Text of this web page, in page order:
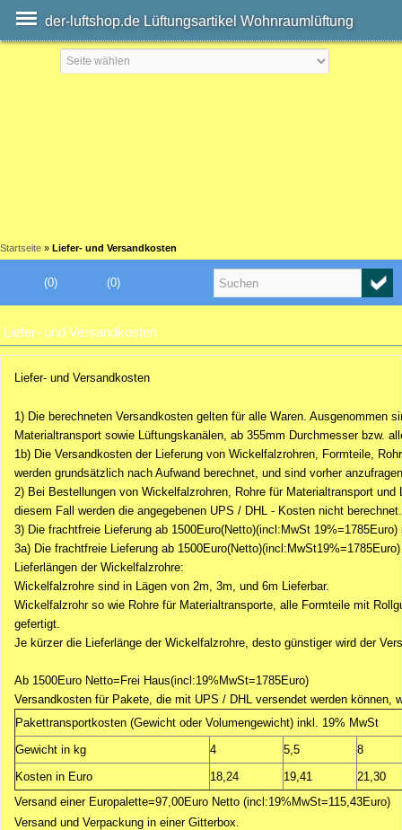
der-luftshop.de Lüftungsartikel Wohnraumlüftung
Startseite » Liefer- und Versandkosten
(0)
(0)
Liefer- und Versandkosten
Liefer- und Versandkosten
1) Die berechneten Versandkosten gelten für alle Waren.
Materialtransport sowie Lüftungskanälen, ab 355mm Durchmesser bzw.
1b) Die Versandkosten der Lieferung von Wickelfalzrohren, Formteile,
werden grundsätzlich nach Aufwand berechnet, und sind vorher
2) Bei Bestellungen von Wickelfalzrohren, Rohre für Materialtransport
diesem Fall werden die angegebenen UPS / DHL - Kosten nicht berechnet.
3) Die frachtfreie Lieferung ab 1500Euro(Netto)(incl:MwSt 19%=1785Euro)
3a) Die frachtfreie Lieferung ab 1500Euro(Netto)(incl:MwSt19%=1785Euro)
Lieferlängen der Wickelfalzrohre:
Wickelfalzrohre sind in Lägen von 2m, 3m, und 6m Lieferbar.
Wickelfalzrohr so wie Rohre für Materialtransporte, alle Formteile mit
gefertigt.
Je kürzer die Lieferlänge der Wickelfalzrohre, desto günstiger wird der
Ab 1500Euro Netto=Frei Haus(incl:19%MwSt=1785Euro)
Versandkosten für Pakete, die mit UPS / DHL versendet werden können,
Pakettransportkosten (Gewicht oder Volumengewicht) inkl. 19% MwSt
Gewicht in kg
4 5,5
8
Kosten in Euro
18,24 19,41
21,30
Versand einer Europalette=97,00Euro Netto (incl:19%MwSt=115,43Euro)
Versand und Verpackung in einer Gitterbox.